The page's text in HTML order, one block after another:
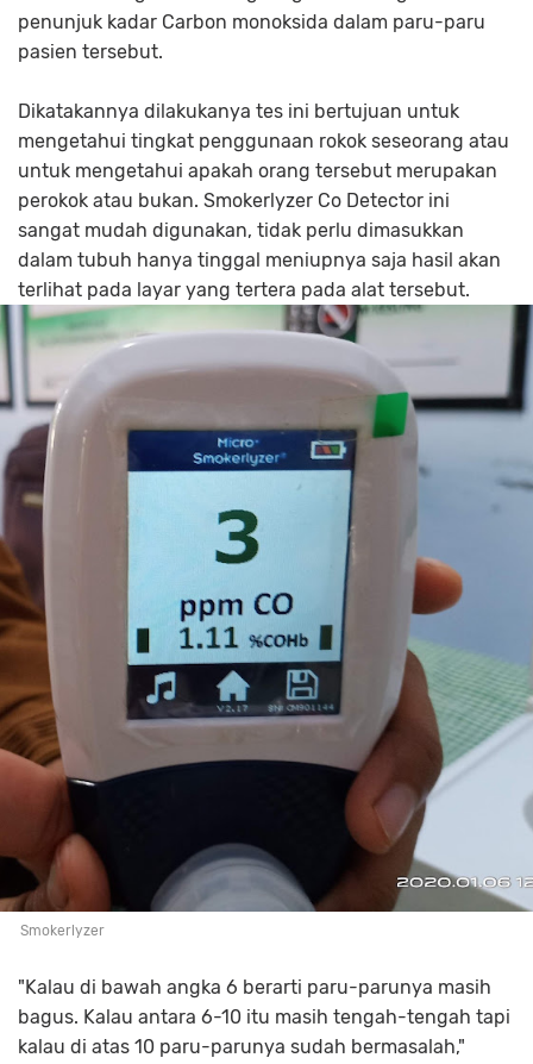
penunjuk kadar Carbon monoksida dalam paru-paru
pasien tersebut.
Dikatakannya dilakukanya tes ini bertujuan untuk
mengetahui tingkat penggunaan rokok seseorang atau
untuk mengetahui apakah orang tersebut merupakan
perokok atau bukan. Smokerlyzer Co Detector ini
sangat mudah digunakan, tidak perlu dimasukkan
dalam tubuh hanya tinggal meniupnya saja hasil akan
terlihat pada layar yang tertera pada alat tersebut.
Smokerlyzer
"Kalau di bawah angka 6 berarti paru-parunya masih
bagus. Kalau antara 6-10 itu masih tengah-tengah tapi
kalau di atas 10 paru-parunya sudah bermasalah,"